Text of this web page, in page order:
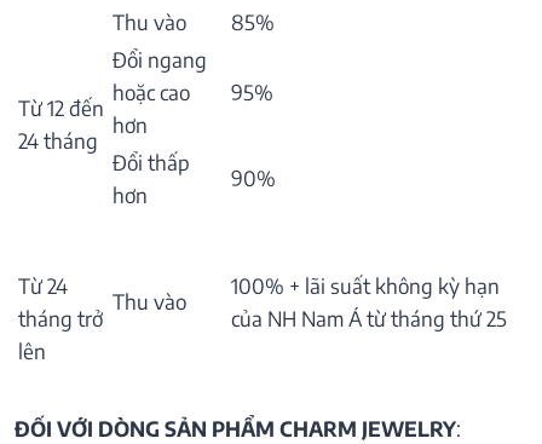
Từ 12 đến
24 tháng
Thu vào
85%
Đổi ngang
hoặc cao
hơn
95%
Đổi thấp
hơn
90%
Từ 24
tháng trở
lên
Thu vào
100% + lãi suất không kỳ hạn
của NH Nam Á từ tháng thứ 25
ĐỐI VỚI DÒNG SẢN PHẨM CHARM JEWELRY: